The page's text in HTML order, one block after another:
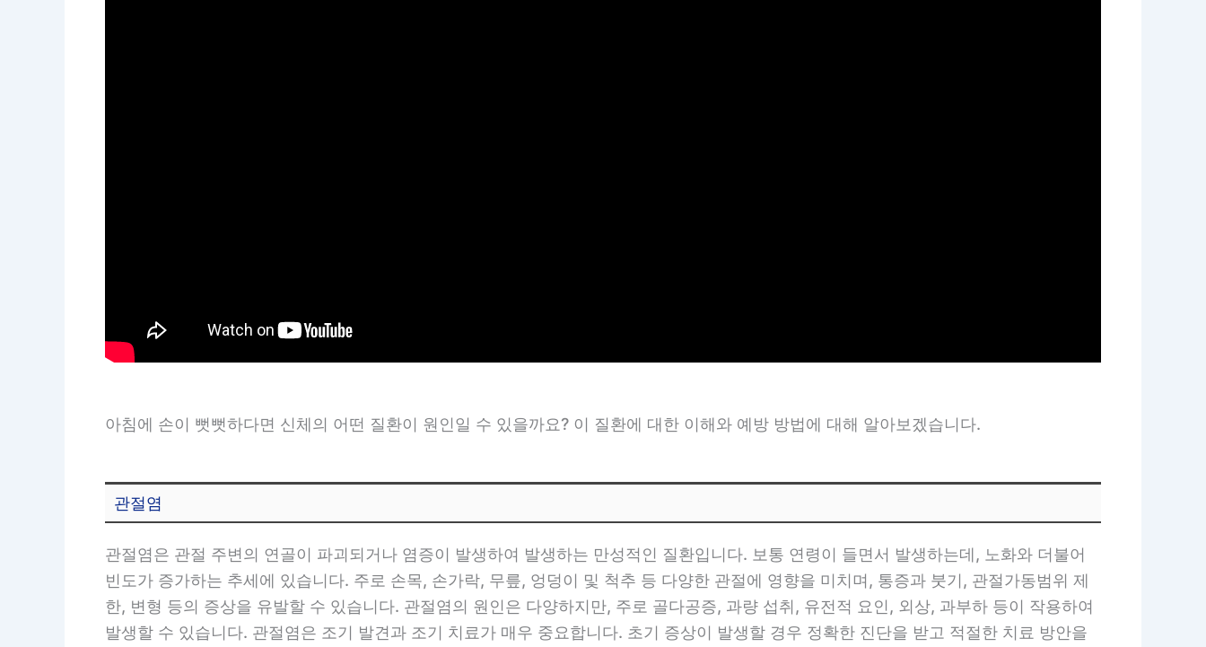
아침에 손이 뻣뻣하다면 신체의 어떤 질환이 원인일 수 있을까요? 이 질환에 대한 이해와 예방 방법에 대해 알아보겠습니다.
관절염
관절염은 관절 주변의 연골이 파괴되거나 염증이 발생하여 발생하는 만성적인 질환입니다. 보통 연령이 들면서 발생하는데, 노화와 더불어
빈도가 증가하는 추세에 있습니다. 주로 손목, 손가락, 무릎, 엉덩이 및 척추 등 다양한 관절에 영향을 미치며, 통증과 붓기, 관절가동범위 제
한, 변형 등의 증상을 유발할 수 있습니다. 관절염의 원인은 다양하지만, 주로 골다공증, 과량 섭취, 유전적 요인, 외상, 과부하 등이 작용하여
발생할 수 있습니다. 관절염은 조기 발견과 조기 치료가 매우 중요합니다. 초기 증상이 발생할 경우 정확한 진단을 받고 적절한 치료 방안을